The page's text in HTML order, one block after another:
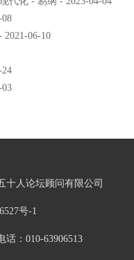
06-10
十人论坛顾问有限公司
号-1
话：010-63906513